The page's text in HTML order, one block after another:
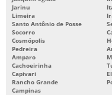
Jarinu
Limeira
Santo Antônio de Posse
Socorro
Cosmópolis
Pedreira
Amparo
Cachoeirinha
Capivari
Rancho Grande
Campinas